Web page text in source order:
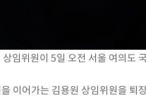
임위원이 5일 오전 서울 여의도
이어가는 김용원 상임위원을 퇴